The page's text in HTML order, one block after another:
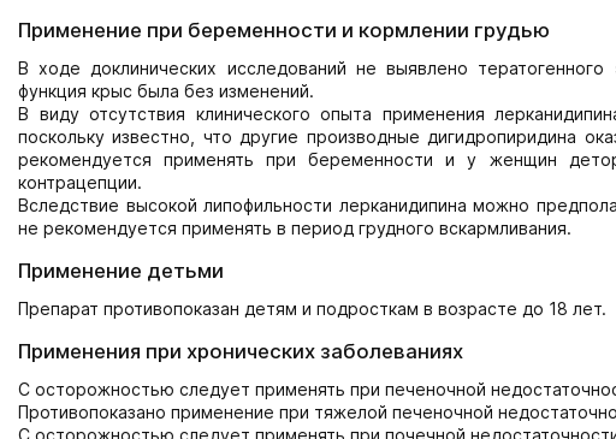
Применение при беременности и кормлении грудью
В ходе доклинических исследований не выявлено
функция крыс была без изменений.
В виду отсутствия клинического опыта применения
поскольку известно, что другие производные дигидропиридина
рекомендуется применять при беременности и у женщин
контрацепции.
Вследствие высокой липофильности лерканидипина можно
не рекомендуется применять в период грудного вскармливания.
Применение детьми
Препарат противопоказан детям и подросткам в возрасте до 18 лет.
Применения при хронических заболеваниях
С осторожностью следует применять при печеночной
Противопоказано применение при тяжелой печеночной